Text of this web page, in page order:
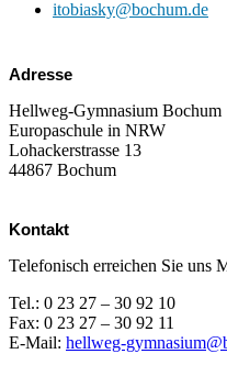
itobiasky@bochum.de
Adresse
Hellweg-Gymnasium Bochum
Europaschule in NRW
Lohackerstrasse 13
44867 Bochum
Kontakt
Telefonisch erreichen Sie uns
Tel.: 0 23 27 – 30 92 10
Fax: 0 23 27 – 30 92 11
E-Mail: hellweg-